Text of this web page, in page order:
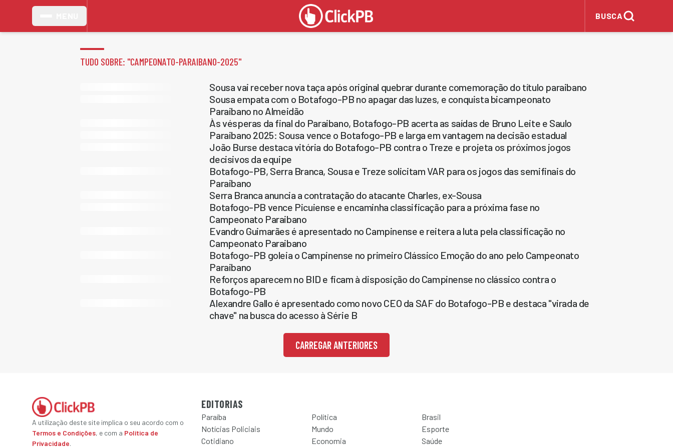
BUSCA
TUDO SOBRE: "CAMPEONATO-PARAIBANO-2025"
Sousa vai receber nova taça após original quebrar durante comemoração do título paraibano
Sousa empata com o Botafogo-PB no apagar das luzes, e conquista bicampeonato
Paraibano no Almeidão
Às vésperas da final do Paraibano, Botafogo-PB acerta as saídas de Bruno Leite e Saulo
Paraibano 2025: Sousa vence o Botafogo-PB e larga em vantagem na decisão estadual
João Burse destaca vitória do Botafogo-PB contra o Treze e projeta os próximos jogos
decisivos da equipe
Botafogo-PB, Serra Branca, Sousa e Treze solicitam VAR para os jogos das semifinais do
Paraibano
Serra Branca anuncia a contratação do atacante Charles, ex-Sousa
Botafogo-PB vence Picuiense e encaminha classificação para a próxima fase no
Campeonato Paraibano
Evandro Guimarães é apresentado no Campinense e reitera a luta pela classificação no
Campeonato Paraibano
Botafogo-PB goleia o Campinense no primeiro Clássico Emoção do ano pelo Campeonato
Paraibano
Reforços aparecem no BID e ficam à disposição do Campinense no clássico contra o
Botafogo-PB
Alexandre Gallo é apresentado como novo CEO da SAF do Botafogo-PB e destaca "virada de
chave" na busca do acesso à Série B
CARREGAR ANTERIORES
A utilização deste site implica o seu acordo com o
Termos e Condições, e com a Política de
Privacidade.
EDITORIAS
Paraíba Política
Brasil
Notícias Policiais
Mundo
Esporte
Cotidiano
Economia Saúde